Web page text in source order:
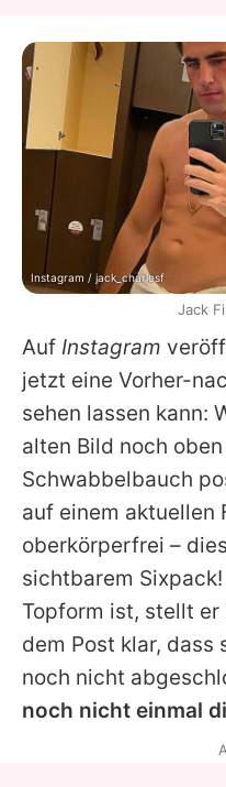
Auf Instagram
jetzt eine Vorher-
sehen lassen kann:
alten Bild noch
Schwabbelbauch
auf einem aktuellen
oberkörperfrei –
sichtbarem
Topform ist, stellt er
dem Post klar, dass
noch nicht
noch nicht einmal
Instagram / jack_charlesf
Jack